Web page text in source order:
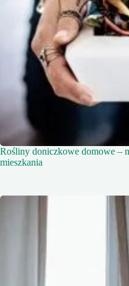
Rośliny doniczkowe domowe –
mieszkania